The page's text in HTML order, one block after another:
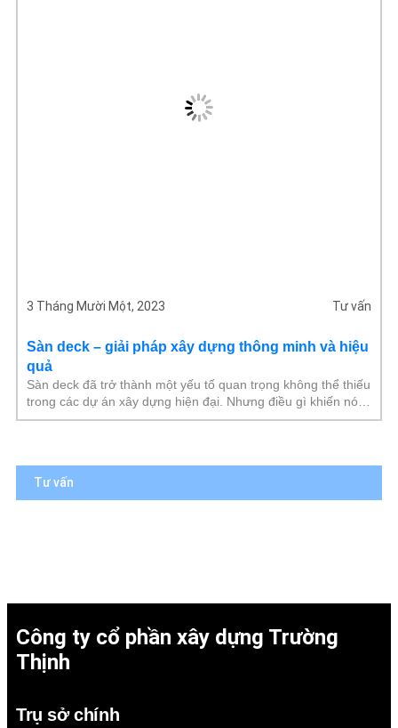
3 Tháng Mười Một, 2023 Tư vấn
Sàn deck – giải pháp xây dựng thông minh và hiệu
quả
Sàn deck đã trở thành một yếu tố quan trọng không thể thiếu
trong các dự án xây dựng hiện đại. Nhưng điều gì khiến nó
trở nên đặc biệt?
Tư vấn
Công ty cổ phần xây dựng Trường
Thịnh
Trụ sở chính